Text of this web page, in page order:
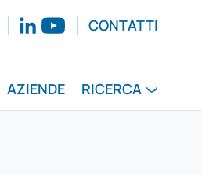
CONTATTI
AZIENDE RICERCA